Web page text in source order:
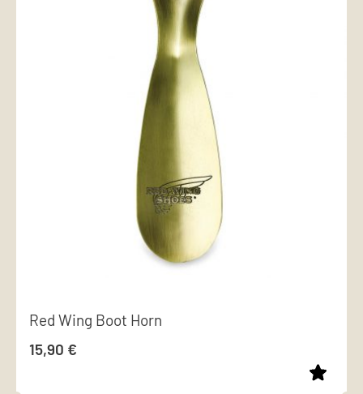
Red Wing Boot Horn
15,90 €